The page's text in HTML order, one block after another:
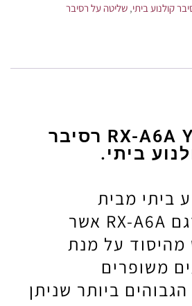
קולנוע ביתי, שליטה על רסיבר
RX-A6A YAMAHA רסיבר
ביתי.
ביתי מבית
YAMAHA, דגם RX-A6A אשר
מהיסוד על מנת
משופרים
ביותר שניתן